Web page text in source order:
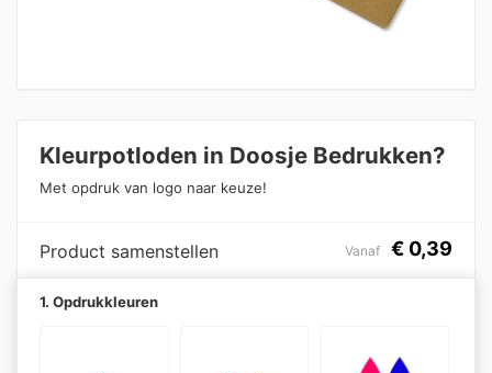
Kleurpotloden in Doosje Bedrukken?
Met opdruk van logo naar keuze!
Product samenstellen Vanaf € 0,39
1. Opdrukkleuren